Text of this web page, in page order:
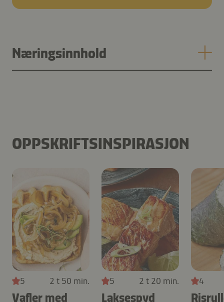
Næringsinnhold
OPPSKRIFTSINSPIRASJON
5 2 t 50 min.
Vafler med
5 2 t 20 min.
Laksespyd
4